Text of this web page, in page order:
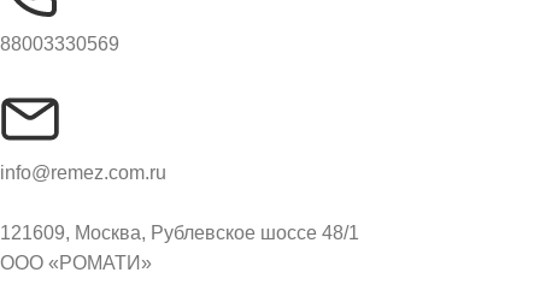
88003330569
info@remez.com.ru
121609, Москва, Рублевское шоссе 48/1
ООО «РОМАТИ»